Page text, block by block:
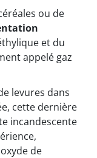
ou de
et du
appelé gaz
levures dans
cette dernière
incandescente
de